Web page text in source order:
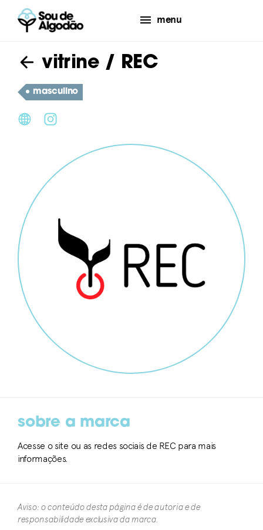
menu
vitrine/ REC
masculino
sobre a marca
Acesse o site ou as redes sociais de REC para mais
informações.
Aviso: o conteúdo desta página é de autoria e de
responsabilidade exclusiva da marca.​